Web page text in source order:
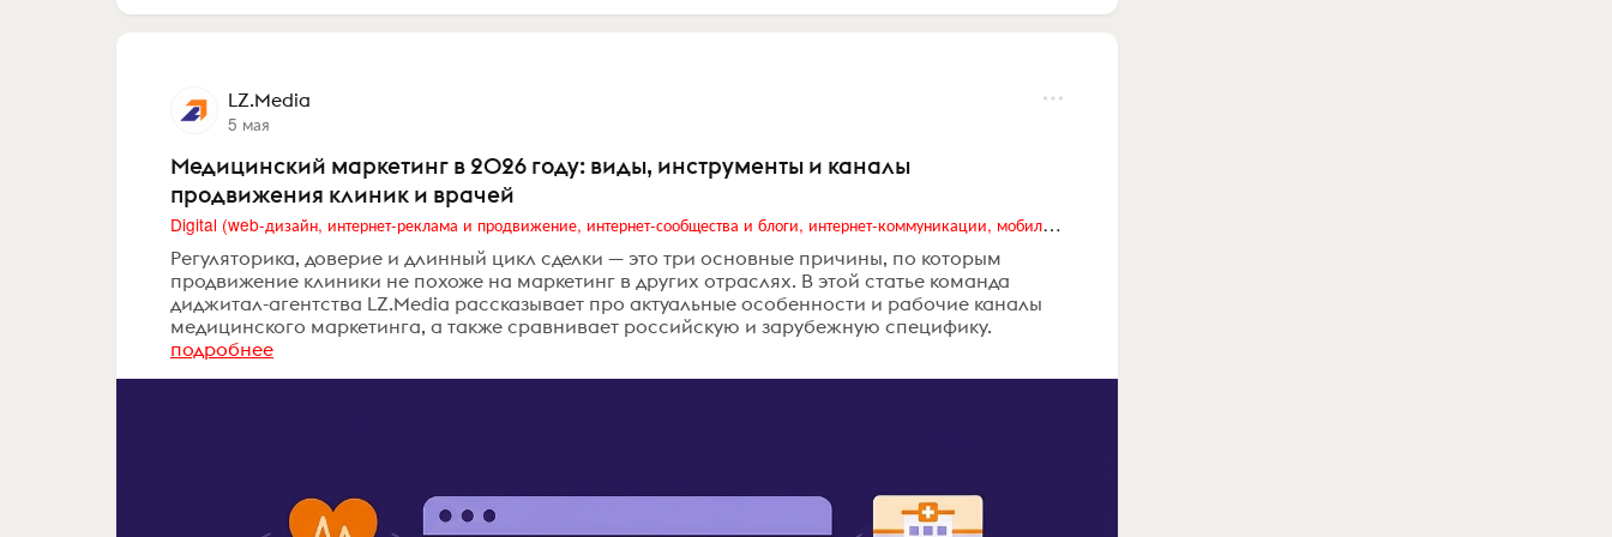
LZ.Media
5 мая
Медицинский маркетинг в 2026 году: виды, инструменты и каналы
продвижения клиник и врачей
Digital (web-дизайн, интернет-реклама и продвижение, интернет-сообщества и блоги, интернет-коммуникации, мобильный маркетинг, реклама на цифровых экранах)
Регуляторика, доверие и длинный цикл сделки — это три основные причины, по которым
продвижение клиники не похоже на маркетинг в других отраслях. В этой статье команда
диджитал-агентства LZ.Media рассказывает про актуальные особенности и рабочие каналы
медицинского маркетинга, а также сравнивает российскую и зарубежную специфику.
подробнее